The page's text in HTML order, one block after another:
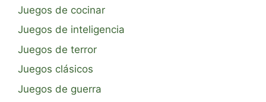
Juegos de cocinar
Juegos de inteligencia
Juegos de terror
Juegos clásicos
Juegos de guerra